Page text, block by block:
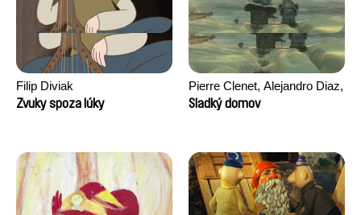
Filip Diviak
Zvuky spoza lúky
Pierre Clenet, Alejandro Diaz,
Romain Mazevet, Stéphane
Sladký domov